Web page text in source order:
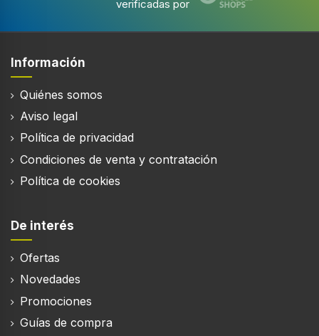
Corriente alterna
Consumo energético
Voltaje de entrada AC
220 - 240 V
Frecuencia de entrada AC
50 Hz
Peso y dimensiones
430 mm
400 mm
verificadas por
Información
Quiénes somos
Aviso legal
Política de privacidad
Condiciones de venta y contratación
Política de cookies
De interés
Ofertas
Novedades
Promociones
Guías de compra